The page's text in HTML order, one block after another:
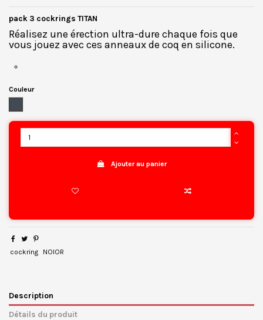
pack 3 cockrings TITAN
Réalisez une érection ultra-dure chaque fois que
vous jouez avec ces anneaux de coq en silicone.
Couleur
Ajouter au panier
cockring NOIOR
Description
Détails du produit